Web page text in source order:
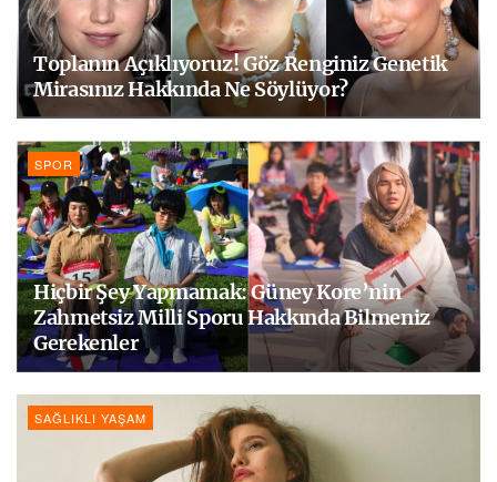
Toplanın Açıklıyoruz! Göz Renginiz Genetik
Mirasınız Hakkında Ne Söylüyor?
SPOR
Hiçbir Şey Yapmamak: Güney Kore’nin
Zahmetsiz Milli Sporu Hakkında Bilmeniz
Gerekenler
SAĞLIKLI YAŞAM